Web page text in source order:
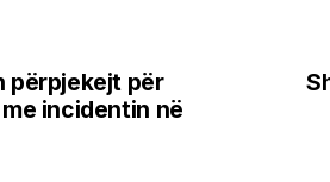
përpjekejt për
incidentin në